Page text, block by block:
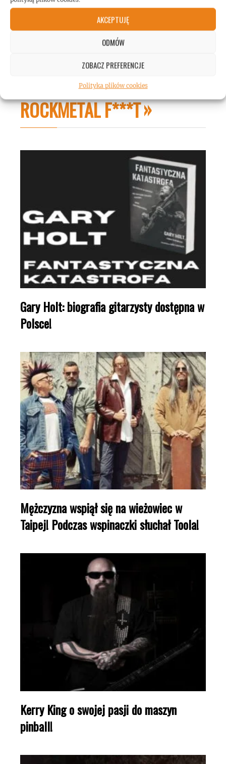
AKCEPTUJĘ
ODMÓW
ZOBACZ PREFERENCJE
Polityka plików cookies
ROCKMETAL F***T
Gary Holt: biografia gitarzysty dostępna w
Polsce!
Mężczyzna wspiął się na wieżowiec w
Taipej! Podczas wspinaczki słuchał Toola!
Kerry King o swojej pasji do maszyn
pinball!